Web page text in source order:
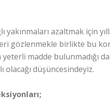
azaltmak için
gözlenmekle birlikte bu
madde bulunmadığı
düşüncesindeyiz.